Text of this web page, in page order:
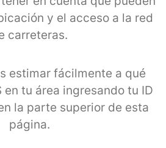
y el acceso a la red
carreteras.
estimar fácilmente a qué
en tu área ingresando tu ID
la parte superior de esta
página.